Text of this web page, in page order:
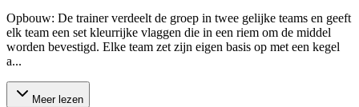
Opbouw: De trainer verdeelt de groep in twee gelijke teams en geeft
elk team een set kleurrijke vlaggen die in een riem om de middel
worden bevestigd. Elke team zet zijn eigen basis op met een kegel
a...
Meer lezen